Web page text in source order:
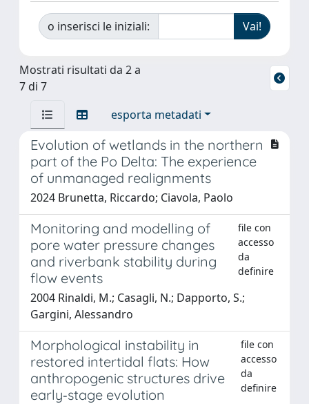
o inserisci le iniziali:
Mostrati risultati da 2 a
7 di 7
esporta metadati
Evolution of wetlands in the northern
part of the Po Delta: The experience
of unmanaged realignments
2024 Brunetta, Riccardo; Ciavola, Paolo
Monitoring and modelling of
pore water pressure changes
and riverbank stability during
flow events
file con
accesso
da
definire
2004 Rinaldi, M.; Casagli, N.; Dapporto, S.;
Gargini, Alessandro
Morphological instability in
restored intertidal flats: How
anthropogenic structures drive
early‐stage evolution
file con
accesso
da
definire